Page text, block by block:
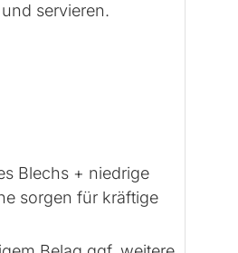
servieren.
Blechs + niedrige
sorgen für kräftige